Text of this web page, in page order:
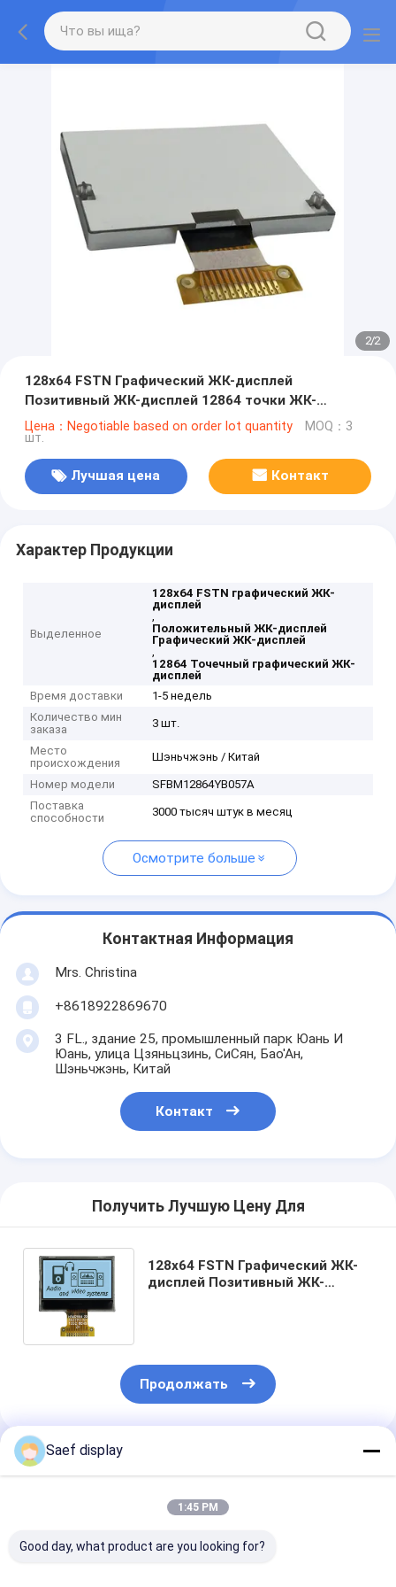
2/2
128x64 FSTN Графический ЖК-дисплей
Позитивный ЖК-дисплей 12864 точки ЖК-
дисплей Производитель
Цена：Negotiable based on order lot quantity MOQ：3
шт.
Лучшая цена Контакт
Характер Продукции
Выделенное
128x64 FSTN графический ЖК-
дисплей
,
Положительный ЖК-дисплей
Графический ЖК-дисплей
,
12864 Точечный графический ЖК-
дисплей
Время доставки
1-5 недель
Количество мин
заказа
3 шт.
Место
происхождения
Шэньчжэнь / Китай
Номер модели
SFBM12864YB057A
Поставка
способности
3000 тысяч штук в месяц
Осмотрите больше
Контактная Информация
Mrs. Christina
+8618922869670
3 FL., здание 25, промышленный парк Юань И
Юань, улица Цзяньцзинь, СиСян, Бао'Ан,
Шэньчжэнь, Китай
Контакт
Получить Лучшую Цену Для
128x64 FSTN Графический ЖК-
дисплей Позитивный ЖК-
Продолжать
Порекомендованные Продукты
Saef display
1:45 PM
Good day, what product are you looking for?